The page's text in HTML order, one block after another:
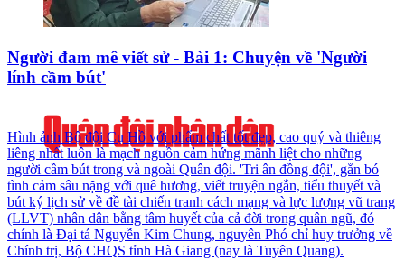
Người đam mê viết sử - Bài 1: Chuyện về 'Người
lính cầm bút'
Hình ảnh Bộ đội Cụ Hồ với phẩm chất tốt đẹp, cao quý và thiêng
liêng nhất luôn là mạch nguồn cảm hứng mãnh liệt cho những
người cầm bút trong và ngoài Quân đội. 'Tri ân đồng đội', gắn bó
tình cảm sâu nặng với quê hương, viết truyện ngắn, tiểu thuyết và
bút ký lịch sử về đề tài chiến tranh cách mạng và lực lượng vũ trang
(LLVT) nhân dân bằng tâm huyết của cả đời trong quân ngũ, đó
chính là Đại tá Nguyễn Kim Chung, nguyên Phó chỉ huy trưởng về
Chính trị, Bộ CHQS tỉnh Hà Giang (nay là Tuyên Quang).